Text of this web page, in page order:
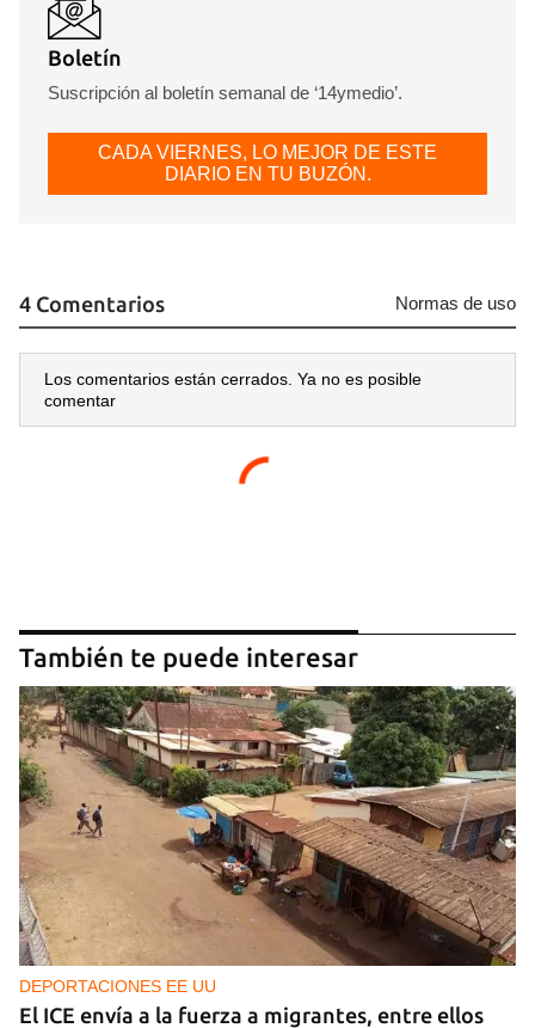
Guardar como favorito
Boletín
Suscripción al boletín semanal de ‘14ymedio’.
CADA VIERNES, LO MEJOR DE ESTE
DIARIO EN TU BUZÓN.
4 Comentarios Normas de uso
Los comentarios están cerrados. Ya no es posible
comentar
También te puede interesar
DEPORTACIONES EE UU
El ICE envía a la fuerza a migrantes, entre ellos